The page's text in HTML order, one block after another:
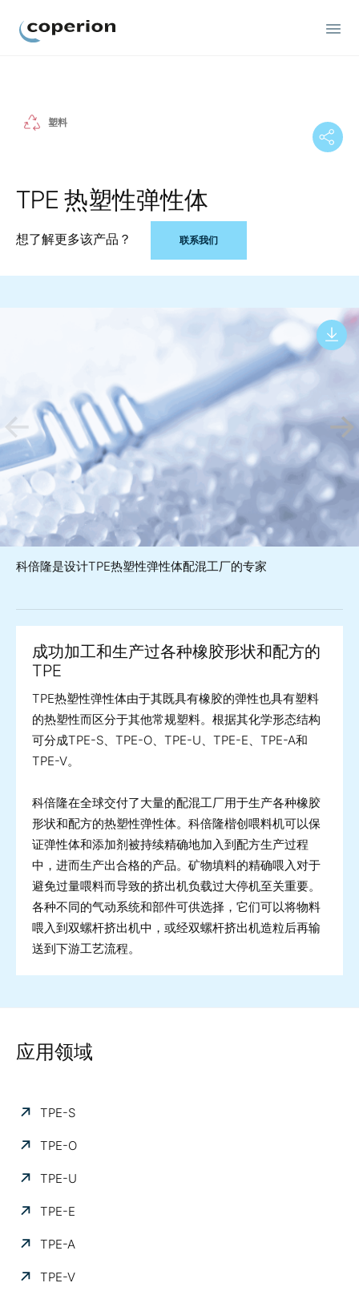
塑料
TPE 热塑性弹性体
想了解更多该产品？ 联系我们
科倍隆是设计TPE热塑性弹性体配混工厂的专家
成功加工和生产过各种橡胶形状和配方的
TPE
TPE热塑性弹性体由于其既具有橡胶的弹性也具有塑料
的热塑性而区分于其他常规塑料。根据其化学形态结构
可分成TPE-S、TPE-O、TPE-U、TPE-E、TPE-A和
TPE-V。
科倍隆在全球交付了大量的配混工厂用于生产各种橡胶
形状和配方的热塑性弹性体。科倍隆楷创喂料机可以保
证弹性体和添加剂被持续精确地加入到配方生产过程
中，进而生产出合格的产品。矿物填料的精确喂入对于
避免过量喂料而导致的挤出机负载过大停机至关重要。
各种不同的气动系统和部件可供选择，它们可以将物料
喂入到双螺杆挤出机中，或经双螺杆挤出机造粒后再输
送到下游工艺流程。
应用领域
TPE-S
TPE-O
TPE-U
TPE-E
TPE-A
TPE-V